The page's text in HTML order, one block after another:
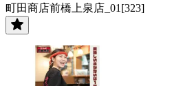
町田商店前橋上泉店_01[323]